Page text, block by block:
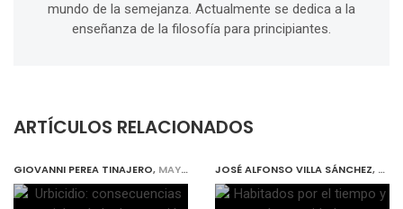
mundo de la semejanza. Actualmente se dedica a la
enseñanza de la filosofía para principiantes.
ARTÍCULOS RELACIONADOS
GIOVANNI PEREA TINAJERO, MAY 31, 2019 JOSÉ ALFONSO VILLA SÁNCHEZ, MAY